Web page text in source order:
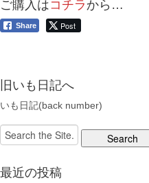
ご購入はコチラ から…
Share Post
旧いも日記へ
いも日記(back number)
Search
for:
最近の投稿